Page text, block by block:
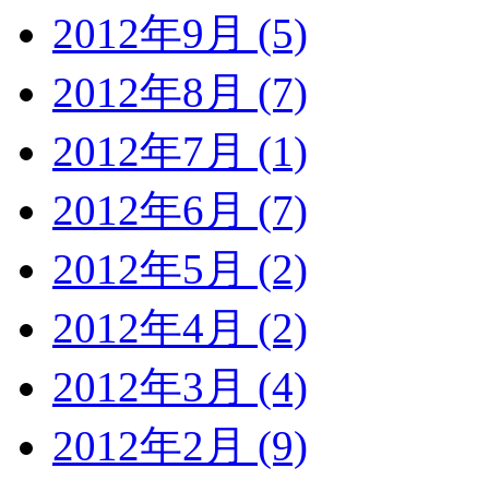
2012年9月 (5)
2012年8月 (7)
2012年7月 (1)
2012年6月 (7)
2012年5月 (2)
2012年4月 (2)
2012年3月 (4)
2012年2月 (9)